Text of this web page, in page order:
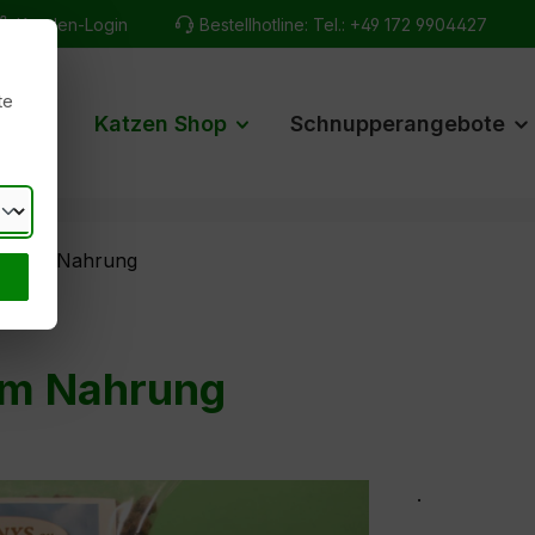
Kunden-Login Bestellhotline: Tel.: +49 172 9904427
Katzen Shop Schnupperangebote
Nahrung
Nahrung
.